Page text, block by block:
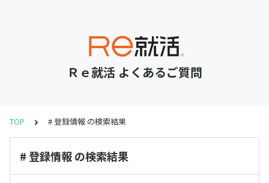
Ｒｅ就活 よくあるご質問
TOP # 登録情報 の検索結果
# 登録情報 の検索結果